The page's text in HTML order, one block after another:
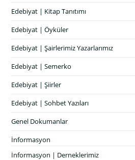
Edebiyat | Kitap Tanıtımı
Edebiyat | Öyküler
Edebiyat | Şairlerimiz Yazarlarımız
Edebiyat | Semerko
Edebiyat | Şiirler
Edebiyat | Sohbet Yazıları
Genel Dokumanlar
İnformasyon
İnformasyon | Derneklerimiz